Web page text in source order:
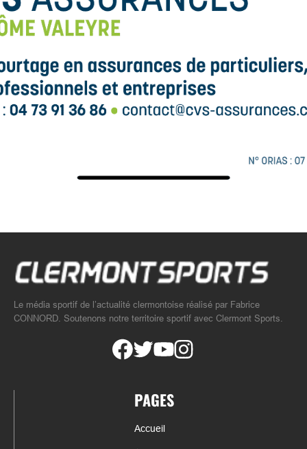
Le média sportif de l’actualité clermontoise réalisé par Fabrice
CONNORD. Soutenons notre territoire sportif avec Clermont Sports.
PAGES
Accueil